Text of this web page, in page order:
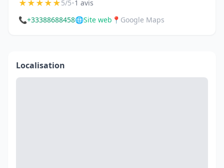
★★★★★5/5•1 avis
📞+33388688458🌐Site web 📍 Google Maps
Localisation